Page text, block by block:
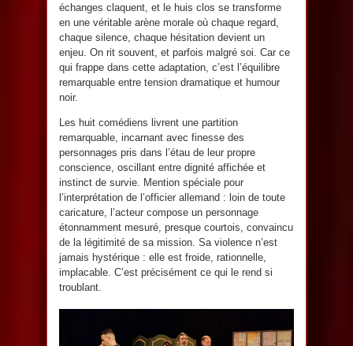
échanges claquent, et le huis clos se transforme
en une véritable arène morale où chaque regard,
chaque silence, chaque hésitation devient un
enjeu. On rit souvent, et parfois malgré soi. Car ce
qui frappe dans cette adaptation, c’est l’équilibre
remarquable entre tension dramatique et humour
noir.
Les huit comédiens livrent une partition
remarquable, incarnant avec finesse des
personnages pris dans l’étau de leur propre
conscience, oscillant entre dignité affichée et
instinct de survie. Mention spéciale pour
l’interprétation de l’officier allemand : loin de toute
caricature, l’acteur compose un personnage
étonnamment mesuré, presque courtois, convaincu
de la légitimité de sa mission. Sa violence n’est
jamais hystérique : elle est froide, rationnelle,
implacable. C’est précisément ce qui le rend si
troublant.